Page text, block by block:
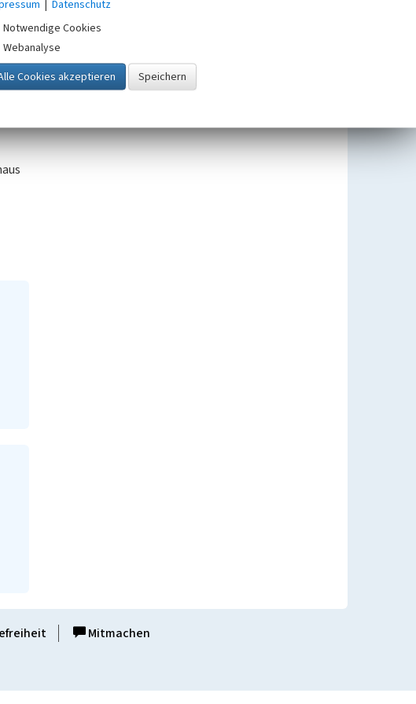
Mitmachen
| Datenschutz
Notwendige Cookies
Webanalyse